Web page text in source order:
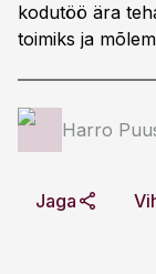
kodutöö ära
toimiks ja
Harro
Jaga